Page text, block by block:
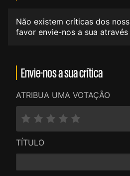
Não existem críticas dos
favor envie-nos a sua
Envie-nos a sua crítica
ATRIBUA UMA VOTAÇÃO
TÍTULO